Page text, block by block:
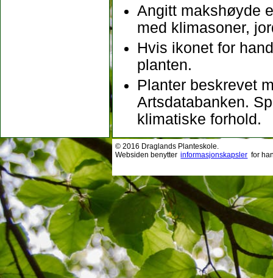
Angitt makshøyde
med klimasoner,
Hvis ikonet for
planten.
Planter beskrevet
Artsdatabanken.
klimatiske forhold.
© 2016 Draglands Planteskole.
Websiden benytter informasjonskapsler for